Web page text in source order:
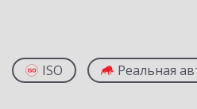
ISO Реальная